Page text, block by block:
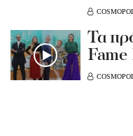
Τα
Fame